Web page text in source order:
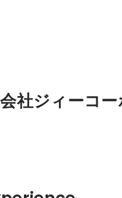
社ジィーコ